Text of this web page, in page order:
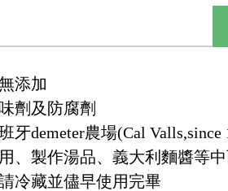
添加
劑及防腐劑
牙demeter農場(Cal
、製作湯品、義大利麵醬等
冷藏並儘早使用完畢